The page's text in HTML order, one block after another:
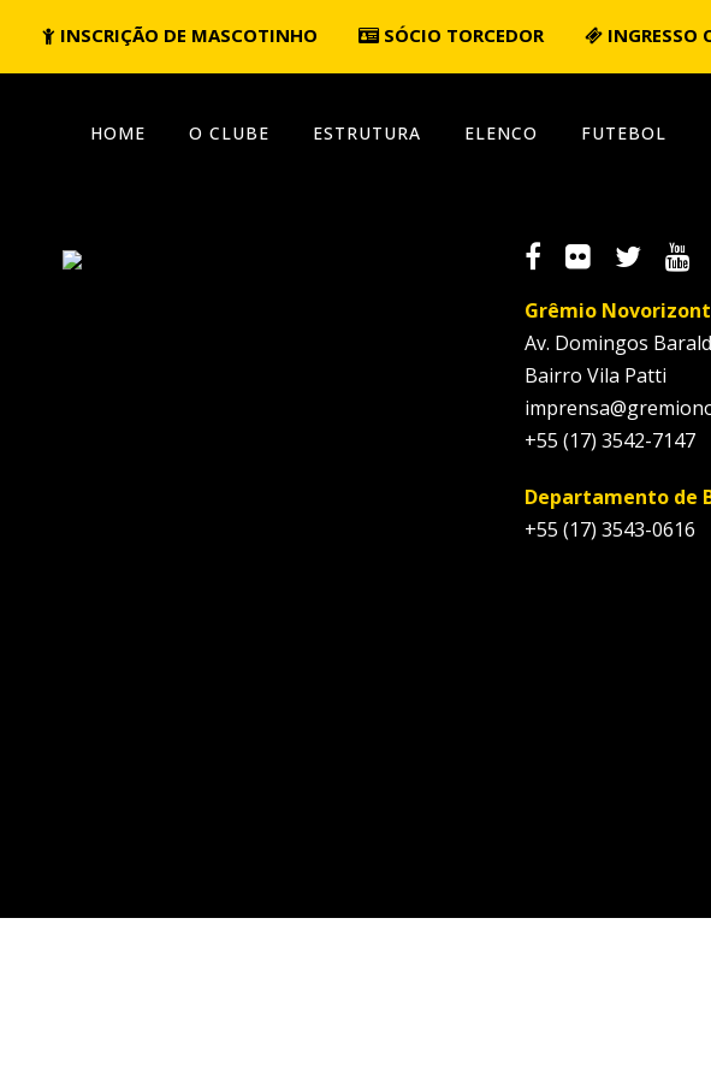
INSCRIÇÃO DE MASCOTINHO SÓCIO TORCEDOR INGRESSO
HOME O CLUBE ESTRUTURA ELENCO FUTEBOL
Grêmio
Av. Domingos
Bairro Vila Patti
+55 (17) 3542-7147
Departamento de
+55 (17) 3543-0616